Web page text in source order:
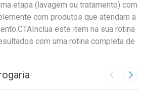
etapa (lavagem ou tratamento) com
com produtos que atendam a
este item na sua rotina
com uma rotina completa de
Imagem